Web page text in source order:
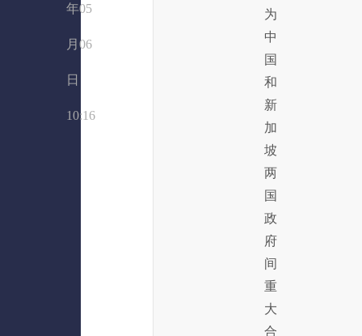
年05
月06
日
10:16
为
中
国
和
新
加
坡
两
国
政
府
间
重
大
合